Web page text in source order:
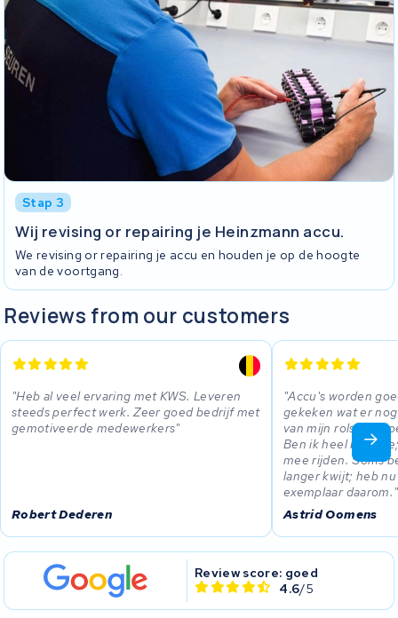
Stap 3
Wij revising or repairing je Heinzmann accu.
We revising or repairing je accu en houden je op de hoogte
van de voortgang.
Reviews from our customers
Heb al veel ervaring met KWS. Leveren
steeds perfect werk. Zeer goed bedrijf met
gemotiveerde medewerkers
Robert Dederen
Accu's worden
gekeken wat er
van mijn rolstoel
Ben ik heel blij
mee rijden. Soms
langer kwijt; heb
exemplaar daarom.
Astrid Oomens
Review score: goed
4.6/5